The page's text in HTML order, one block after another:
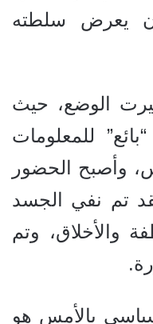
يعرض سلطته
الوضع، حيث
للمعلومات
وأصبح الحضور
تم نفي الجسد
والأخلاق، وتم
بالأمس هو